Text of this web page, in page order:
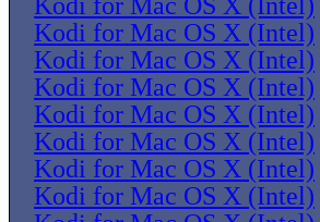
Kodi for Mac OS X (Intel)
Kodi for Mac OS X (Intel)
Kodi for Mac OS X (Intel)
Kodi for Mac OS X (Intel)
Kodi for Mac OS X (Intel)
Kodi for Mac OS X (Intel)
Kodi for Mac OS X (Intel)
Kodi for Mac OS X (Intel)